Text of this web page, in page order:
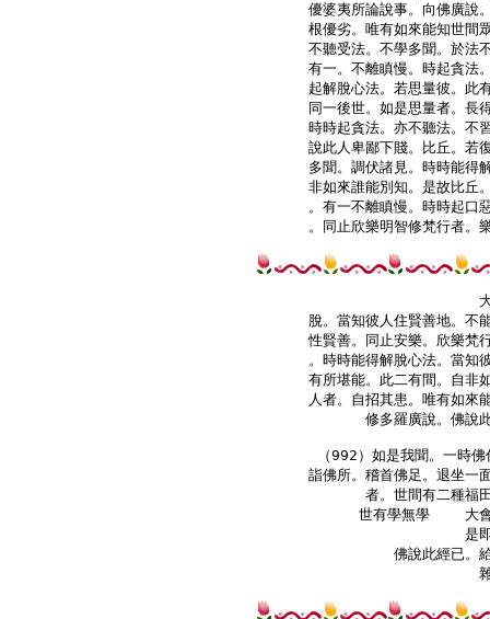
優婆夷所論說事。向佛廣說
根優劣。唯有如來能知世間
不聽受法。不學多聞。於法
有一。不離瞋慢。時起貪法
起解脫心法。若思量彼。此
同一後世。如是思量者。長
時時起貪法。亦不聽法。不
說此人卑鄙下賤。比丘。若
多聞。調伏諸見。時時能得
非如來誰能別知。是故比丘
。有一不離瞋慢。時時起口
。同止欣樂明智修梵行者。
脫。當知彼人住賢善地。不
性賢善。同止安樂。欣樂梵
。時時能得解脫心法。當知
有所堪能。此二有間。自非
人者。自招其患。唯有如來
修多羅廣說。佛說
（992）如是我聞。一時
詣佛所。稽首佛足。退坐一
者。世間有二種福
世有學無學    大
是
佛說此經已。